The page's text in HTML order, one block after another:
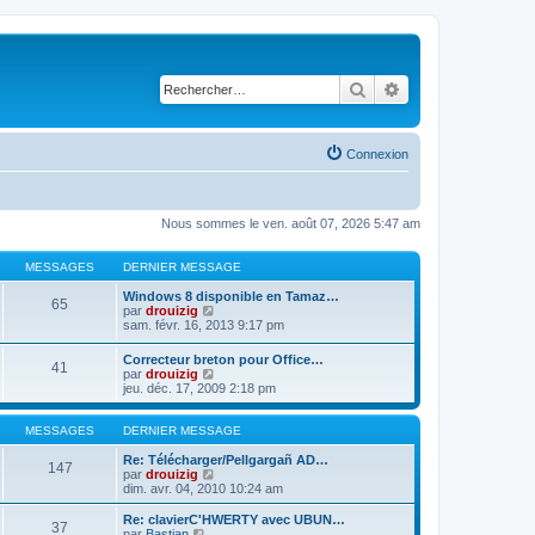
Rechercher
Connexion
Nous sommes le ven. août 07, 2026 5:47 am
MESSAGES DERNIER MESSAGE
65
Windows 8 disponible en Tamaz…
par drouizig
o
u
l
t
e
r
l
d
e
r
n
i
sam. févr. 16, 2013 9:17 pm
41
Correcteur breton pour Office…
par drouizig
o
n
s
u
l
t
r
l
e
jeu. déc. 17, 2009 2:18 pm
MESSAGES DERNIER MESSAGE
147
Re: Télécharger/Pellgargañ AD…
par drouizig
o
n
s
dim. avr. 04, 2010 10:24 am
37
Re: clavierC'HWERTY avec UBUN…